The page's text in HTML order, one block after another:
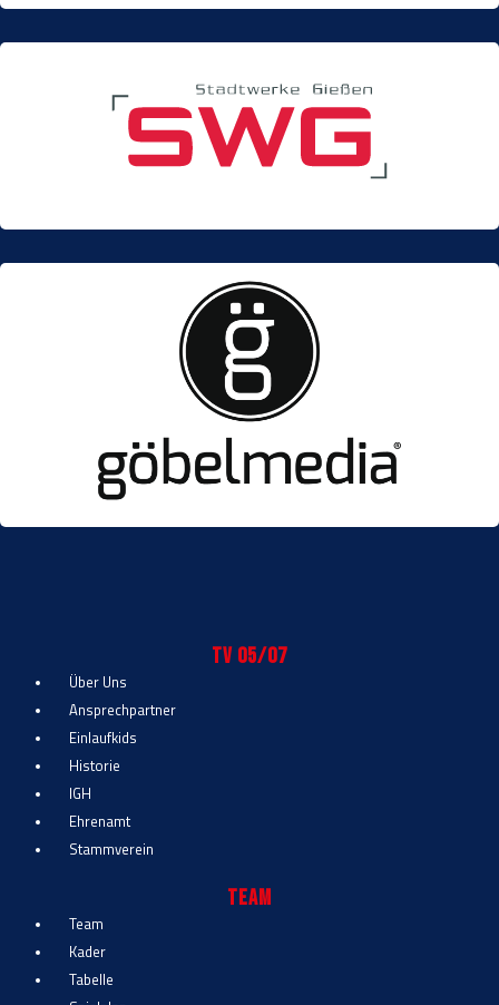
TV 05/07
Über Uns
Ansprechpartner
Einlaufkids
Historie
IGH
Ehrenamt
Stammverein
Team
Team
Kader
Tabelle